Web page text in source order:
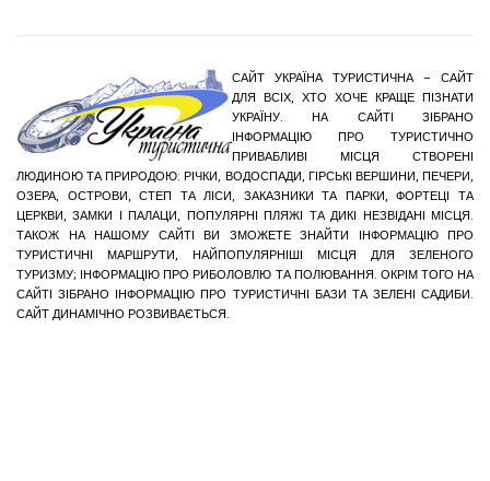
САЙТ УКРАЇНА ТУРИСТИЧНА – САЙТ
ДЛЯ ВСІХ, ХТО ХОЧЕ КРАЩЕ ПІЗНАТИ
УКРАЇНУ. НА САЙТІ ЗІБРАНО
ІНФОРМАЦІЮ ПРО ТУРИСТИЧНО
ПРИВАБЛИВІ МІСЦЯ СТВОРЕНІ
ЛЮДИНОЮ ТА ПРИРОДОЮ: РІЧКИ, ВОДОСПАДИ, ГІРСЬКІ ВЕРШИНИ, ПЕЧЕРИ,
ОЗЕРА, ОСТРОВИ, СТЕП ТА ЛІСИ, ЗАКАЗНИКИ ТА ПАРКИ, ФОРТЕЦІ ТА
ЦЕРКВИ, ЗАМКИ І ПАЛАЦИ, ПОПУЛЯРНІ ПЛЯЖІ ТА ДИКІ НЕЗВІДАНІ МІСЦЯ.
ТАКОЖ НА НАШОМУ САЙТІ ВИ ЗМОЖЕТЕ ЗНАЙТИ ІНФОРМАЦІЮ ПРО
ТУРИСТИЧНІ МАРШРУТИ, НАЙПОПУЛЯРНІШІ МІСЦЯ ДЛЯ ЗЕЛЕНОГО
ТУРИЗМУ; ІНФОРМАЦІЮ ПРО РИБОЛОВЛЮ ТА ПОЛЮВАННЯ. ОКРІМ ТОГО НА
САЙТІ ЗІБРАНО ІНФОРМАЦІЮ ПРО ТУРИСТИЧНІ БАЗИ ТА ЗЕЛЕНІ САДИБИ.
САЙТ ДИНАМІЧНО РОЗВИВАЄТЬСЯ.